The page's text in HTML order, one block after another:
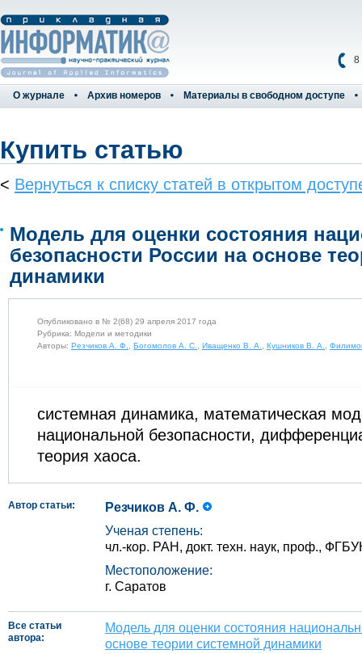
8
О журнале Архив номеров Материалы в свободном доступе
Купить статью
< Вернуться к списку статей в открытом
Модель для оценки состояния
безопасности России на основе
динамики
Опубликовано в № 2(68) 29 апреля 2017 года
Рубрика: Модели и методики
Авторы: Резчиков А. Ф., Богомолов А. С., Иващенко В. А., Кушников В. А.,
системная динамика, математическая
национальной безопасности,
теория хаоса.
Автор статьи:
Резчиков А. Ф.
Ученая степень:
чл.‑кор. РАН, докт. техн. наук, проф.,
Местоположение:
г. Саратов
Все статьи
автора:
Модель для оценки состояния
основе теории системной динамики